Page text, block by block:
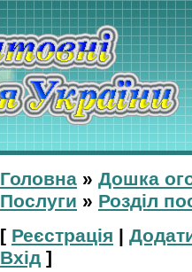
Головна » Дошка
Послуги » Розділ
[ Реєстрація |
Вхід ]